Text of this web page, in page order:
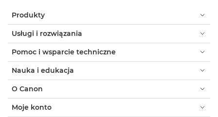
Produkty
Usługi i rozwiązania
Pomoc i wsparcie techniczne
Nauka i edukacja
O Canon
Moje konto